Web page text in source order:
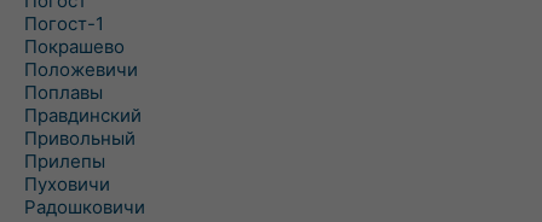
Погост-1
Покрашево
Положевичи
Поплавы
Правдинский
Привольный
Прилепы
Пуховичи
Радошковичи